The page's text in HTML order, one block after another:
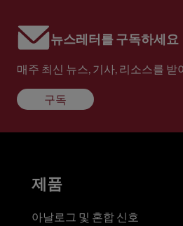
뉴스레터를 구독하세요
매주 최신 뉴스, 기사, 리소스를 받
구독
제품
아날로그 및 혼합 신호